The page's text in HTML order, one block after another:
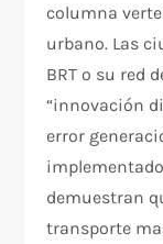
columna
urbano. Las
BRT o su red
“innovación
error
demuestran
transporte